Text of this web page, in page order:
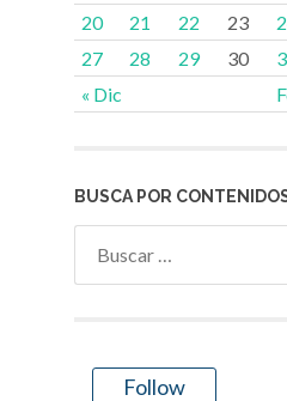
« Dic
20
21 22 23
27
28 29 30
BUSCA POR
Follow